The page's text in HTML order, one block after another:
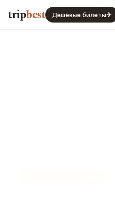
tripbest Дешёвые билеты✈